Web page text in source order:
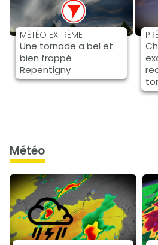
MÉTÉO EXTRÊME
Une tornade a bel et
bien frappé
Repentigny
météo